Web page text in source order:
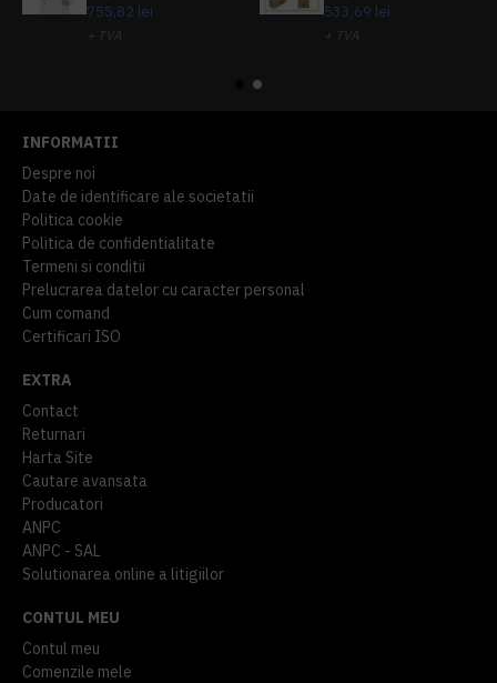
755,82 lei
+ TVA
533,69 lei
+ TVA
INFORMATII
Despre noi
Date de identificare ale societatii
Politica cookie
Politica de confidentialitate
Termeni si conditii
Prelucrarea datelor cu caracter personal
Cum comand
Certificari ISO
EXTRA
Contact
Returnari
Harta Site
Cautare avansata
Producatori
ANPC
ANPC - SAL
Solutionarea online a litigiilor
CONTUL MEU
Contul meu
Comenzile mele